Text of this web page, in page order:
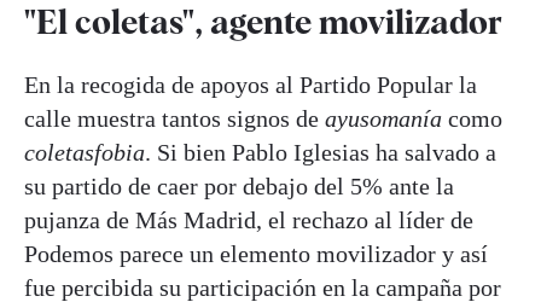
"El coletas", agente movilizador
En la recogida de apoyos al Partido Popular la
calle muestra tantos signos de ayusomanía como
coletasfobia. Si bien Pablo Iglesias ha salvado a
su partido de caer por debajo del 5% ante la
pujanza de Más Madrid, el rechazo al líder de
Podemos parece un elemento movilizador y así
fue percibida su participación en la campaña por